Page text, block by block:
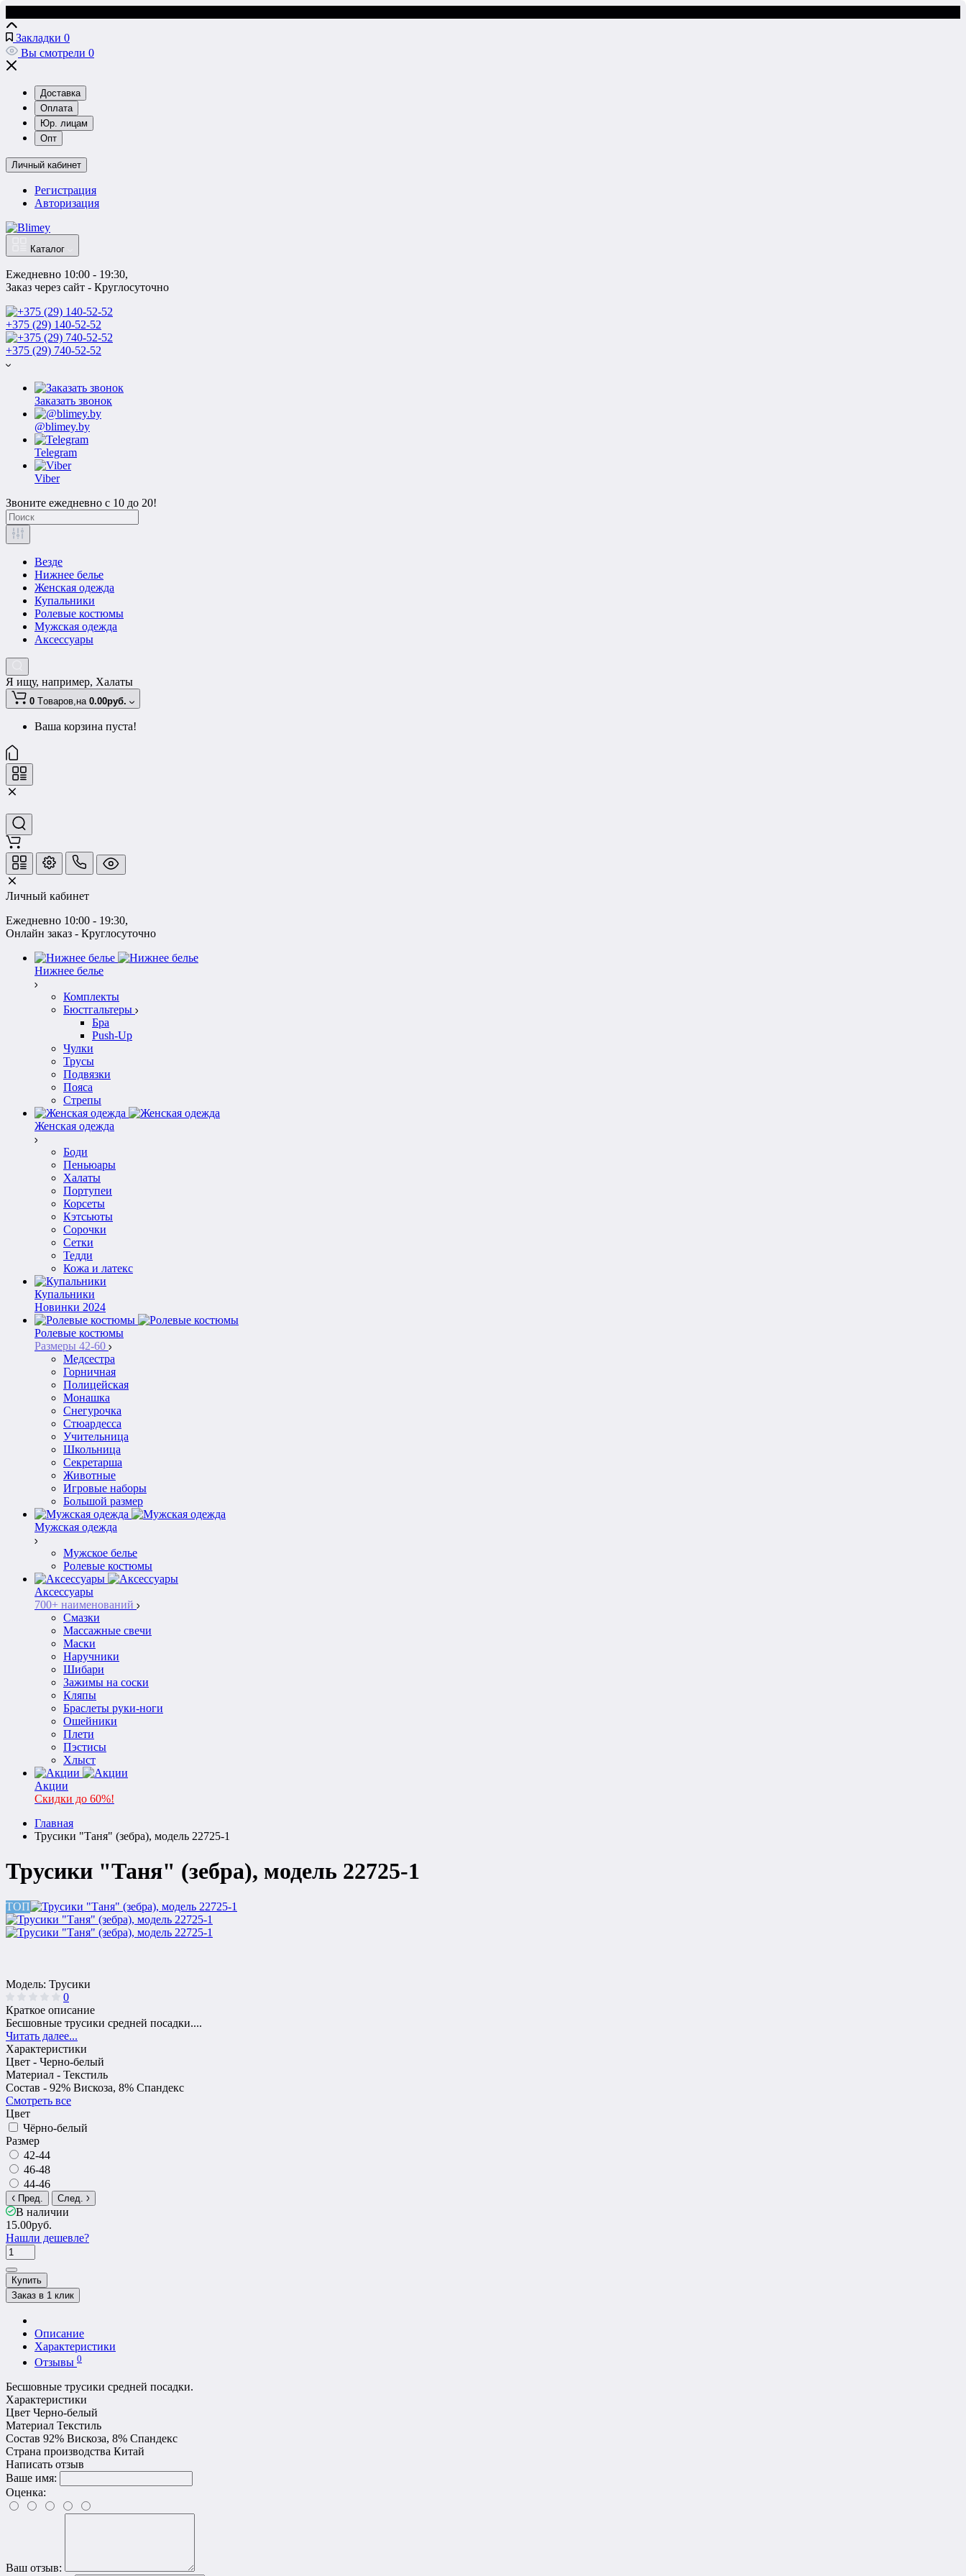
Закладки 0
Вы смотрели 0
Доставка
Оплата
Юр. лицам
Опт
Личный кабинет
Регистрация
Авторизация
Каталог
Ежедневно 10:00 - 19:30,
Заказ через сайт - Круглосуточно
+375 (29) 140-52-52
+375 (29) 740-52-52
Заказать звонок
@blimey.by
Telegram
Viber
Звоните ежедневно с 10 до 20!
Везде
Нижнее белье
Женская одежда
Купальники
Ролевые костюмы
Мужская одежда
Аксессуары
Я ищу, например, Халаты
0 Tоваров,на 0.00руб.
Ваша корзина пуста!
Личный кабинет
Ежедневно 10:00 - 19:30,
Онлайн заказ - Круглосуточно
Нижнее белье
Комплекты
Бюстгальтеры
Бра
Push-Up
Чулки
Трусы
Подвязки
Пояса
Стрепы
Женская одежда
Боди
Пеньюары
Халаты
Портупеи
Корсеты
Кэтсьюты
Сорочки
Сетки
Тедди
Кожа и латекс
Купальники
Новинки 2024
Ролевые костюмы
Размеры 42-60
Медсестра
Горничная
Полицейская
Монашка
Снегурочка
Стюардесса
Учительница
Школьница
Секретарша
Животные
Игровые наборы
Большой размер
Мужская одежда
Мужское белье
Ролевые костюмы
Аксессуары
700+ наименований
Смазки
Массажные свечи
Маски
Наручники
Шибари
Зажимы на соски
Кляпы
Браслеты руки-ноги
Ошейники
Плети
Пэстисы
Хлыст
Акции
Скидки до 60%!
Главная
Трусики "Таня" (зебра), модель 22725-1
Трусики "Таня" (зебра), модель 22725-1
ТОП
Модель: Трусики
0
Краткое описание
Бесшовные трусики средней посадки....
Читать далее...
Характеристики
Цвет - Черно-белый
Материал - Текстиль
Состав - 92% Вискоза, 8% Спандекс
Смотреть все
Цвет
Чёрно-белый
Размер
42-44
46-48
44-46
Пред. След.
В наличии
15.00руб.
Нашли дешевле?
Купить
Заказ в 1 клик
Описание
Характеристики
Отзывы 0
Бесшовные трусики средней посадки.
Характеристики
Цвет Черно-белый
Материал Текстиль
Состав 92% Вискоза, 8% Спандекс
Страна производства Китай
Написать отзыв
Ваше имя:
Оценка:
Ваш отзыв: